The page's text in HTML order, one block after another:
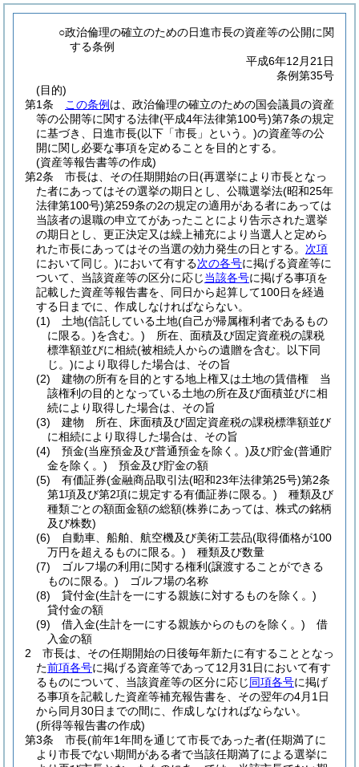
○政治倫理の確立のための日進市長の資産等の公開に関
する条例
平成6年12月21日
条例第35号
(目的)
第1条
この条例 は、政治倫理の確立のための国会議員の資産
等の公開等に関する法律(平成4年法律第100号)第7条の規定
に基づき、日進市長(以下「市長」という。)の資産等の公
開に関し必要な事項を定めることを目的とする。
(資産等報告書等の作成)
第2条
市長は、その任期開始の日(再選挙により市長となっ
た者にあってはその選挙の期日とし、公職選挙法(昭和25年
法律第100号)第259条の2の規定の適用がある者にあっては
当該者の退職の申立てがあったことにより告示された選挙
の期日とし、更正決定又は繰上補充により当選人と定めら
れた市長にあってはその当選の効力発生の日とする。 次項
において同じ。)において有する次の各号に掲げる資産等に
ついて、当該資産等の区分に応じ当該各号に掲げる事項を
記載した資産等報告書を、同日から起算して100日を経過
する日までに、作成しなければならない。
(1)
土地(信託している土地(自己が帰属権利者であるもの
に限る。)を含む。) 所在、面積及び固定資産税の課税
標準額並びに相続(被相続人からの遺贈を含む。以下同
じ。)により取得した場合は、その旨
(2)
建物の所有を目的とする地上権又は土地の賃借権 当
該権利の目的となっている土地の所在及び面積並びに相
続により取得した場合は、その旨
(3)
建物 所在、床面積及び固定資産税の課税標準額並び
に相続により取得した場合は、その旨
(4)
預金(当座預金及び普通預金を除く。)及び貯金(普通貯
金を除く。) 預金及び貯金の額
(5)
有価証券(金融商品取引法(昭和23年法律第25号)第2条
第1項及び第2項に規定する有価証券に限る。) 種類及び
種類ごとの額面金額の総額(株券にあっては、株式の銘柄
及び株数)
(6)
自動車、船舶、航空機及び美術工芸品(取得価格が100
万円を超えるものに限る。) 種類及び数量
(7)
ゴルフ場の利用に関する権利 (譲渡することができる
ものに限る。) ゴルフ場の名称
(8)
貸付金(生計を一にする親族に対するものを除く。)
貸付金の額
(9)
借入金(生計を一にする親族からのものを除く。) 借
入金の額
2
市長は、その任期開始の日後毎年新たに有することとなっ
た前項各号に掲げる資産等であって12月31日において有す
るものについて、当該資産等の区分に応じ同項各号に掲げ
る事項を記載した資産等補充報告書を、その翌年の4月1日
から同月30日までの間に、作成しなければならない。
(所得等報告書の作成)
第3条
市長(前年1年間を通じて市長であった者(任期満了に
より市長でない期間がある者で当該任期満了による選挙に